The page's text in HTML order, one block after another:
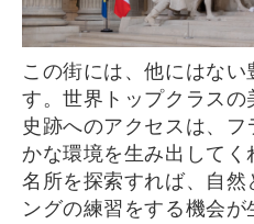
この街には、他にはない豊富な文化遺産がありま
す。世界トップクラスの
史跡へのアクセスは、
かな環境を生み出して
名所を探索すれば、自
ングの練習をする機会